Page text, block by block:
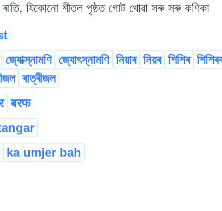
ৰাতি, যিকোনো শীতল পৃষ্ঠত গোট খোৱা সৰু সৰু কণিকা
জ্যোত্স্নামণি জ্যোৎস্নামণি নিয়াৰ নিয়ৰ শিশিৰ
ৰাত্ৰীজল
बरफ
ka umjer bah